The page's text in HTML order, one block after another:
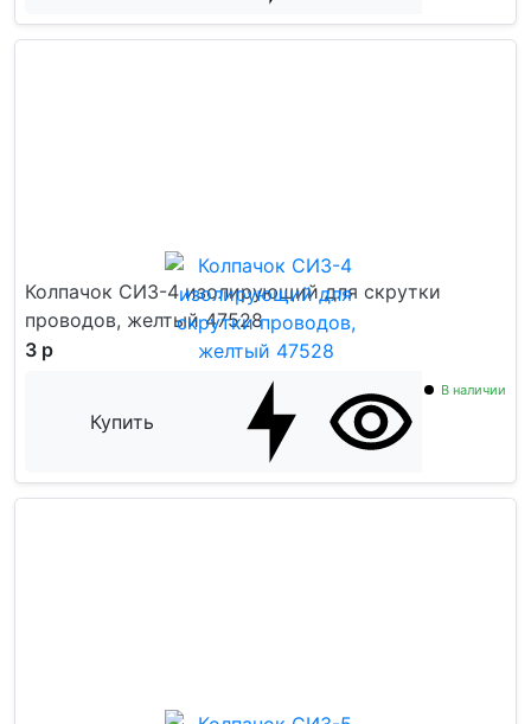
Колпачок СИЗ-4 изолирующий для скрутки
проводов, желтый 47528
3 р
Купить
В наличии